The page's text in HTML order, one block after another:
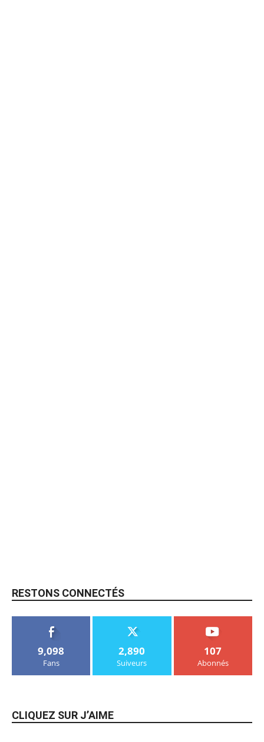
RESTONS CONNECTÉS
9,098
Fans
2,890
Suiveurs
107
Abonnés
CLIQUEZ SUR J’AIME